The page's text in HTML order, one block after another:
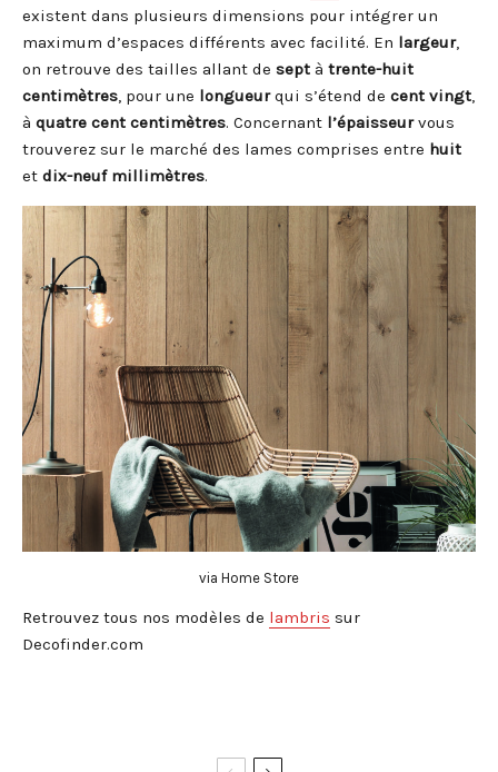
existent dans plusieurs dimensions pour intégrer un
maximum d’espaces différents avec facilité. En largeur,
on retrouve des tailles allant de sept à trente-huit
centimètres, pour une longueurqui s’étend de cent vingt,
à quatre cent centimètres. Concernant l’épaisseurvous
trouverez sur le marché des lames comprises entre huit
et dix-neuf millimètres.
via Home Store
Retrouvez tous nos modèles de lambris sur
Decofinder.com